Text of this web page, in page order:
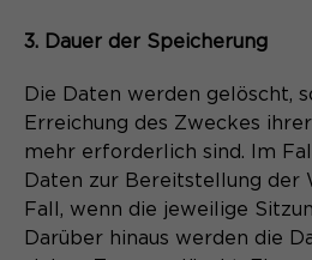
3. Dauer der Speicherung
Die Daten werden gelöscht,
Erreichung des Zweckes
mehr erforderlich sind. Im
Daten zur Bereitstellung der
Fall, wenn die jeweilige
Darüber hinaus werden die